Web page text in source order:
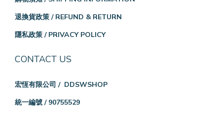
退換貨政策 / REFUND & RETURN
隱私政策 / PRIVACY POLICY
CONTACT US
宏恆有限公司 / DDSWSHOP
統一編號 / 90755529